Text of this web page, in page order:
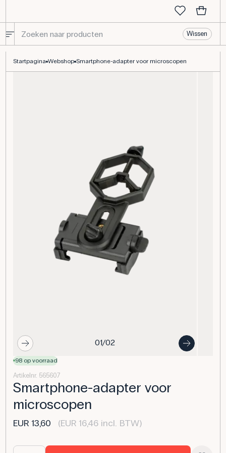
Wissen
Startpagina Webshop Smartphone-adapter voor microscopen
01/02
98 op voorraad
Artikelnr. 565607
Smartphone-adapter voor
microscopen
EUR 13,60 (EUR 16,46 incl. BTW)